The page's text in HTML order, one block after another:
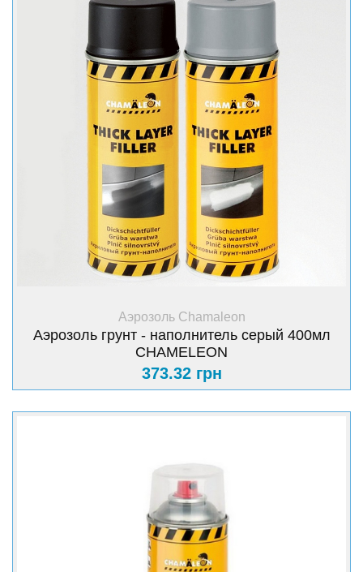
+ Купить
Аэрозоль Chamaleon
Аэрозоль грунт - наполнитель серый 400мл
CHAMELEON
373.32 грн